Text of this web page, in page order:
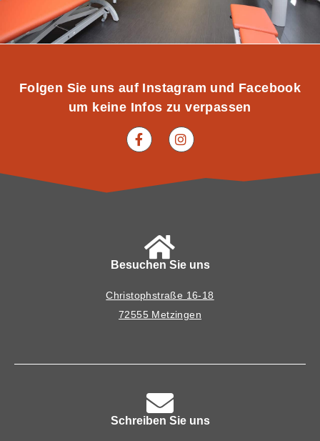
Folgen Sie uns auf Instagram und Facebook
um keine Infos zu verpassen
Besuchen Sie uns
Christophstraße 16-18
72555 Metzingen
Schreiben Sie uns